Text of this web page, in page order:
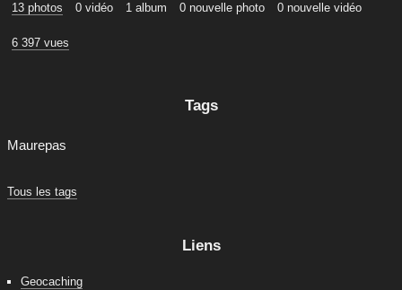
13 photos 0 vidéo 1 album 0 nouvelle photo 0 nouvelle vidéo
6 397 vues
Tags
Maurepas
Tous les tags
Liens
Geocaching